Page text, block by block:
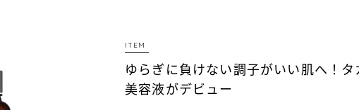
ITEM
ゆらぎに負けない調子がいい肌へ！タ
美容液がデビュー